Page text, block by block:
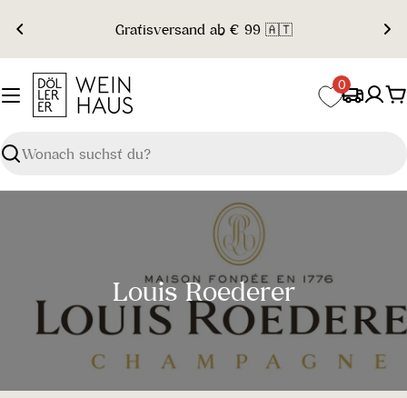
Inhalt
springen
Gratisversand ab € 99 🇦🇹
Suchen
0
S
a
m
m
Louis Roederer